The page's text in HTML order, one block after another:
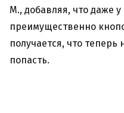
М., добавляя, что даже
преимущественно
получается, что теперь
попасть.